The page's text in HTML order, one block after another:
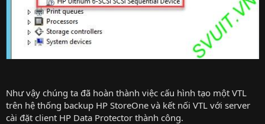
Như vậy chúng ta đã hoàn thành việc cấu hình tạo một VTL
trên hệ thống backup HP StoreOne và kết nối VTL với server
cài đặt client HP Data Protector thành công.